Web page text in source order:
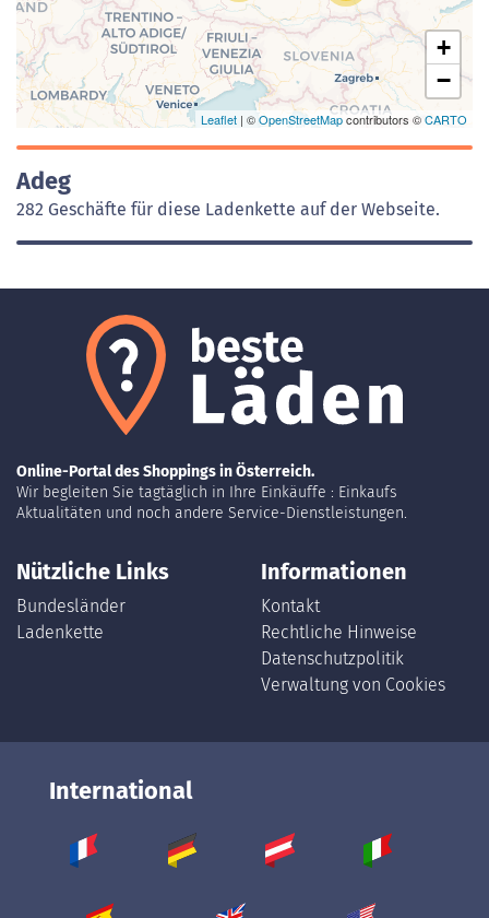
+
−
Leaflet | ©OpenStreetMapcontributors ©CARTO
Adeg
282 Geschäfte für diese Ladenkette auf der Webseite.
Online-Portal des Shoppings in Österreich.
Wir begleiten Sie tagtäglich in Ihre Einkäuffe : Einkaufs
Aktualitäten und noch andere Service-Dienstleistungen.
Nützliche Links
Bundesländer
Ladenkette
Informationen
Kontakt
Rechtliche Hinweise
Datenschutzpolitik
Verwaltung von Cookies
International